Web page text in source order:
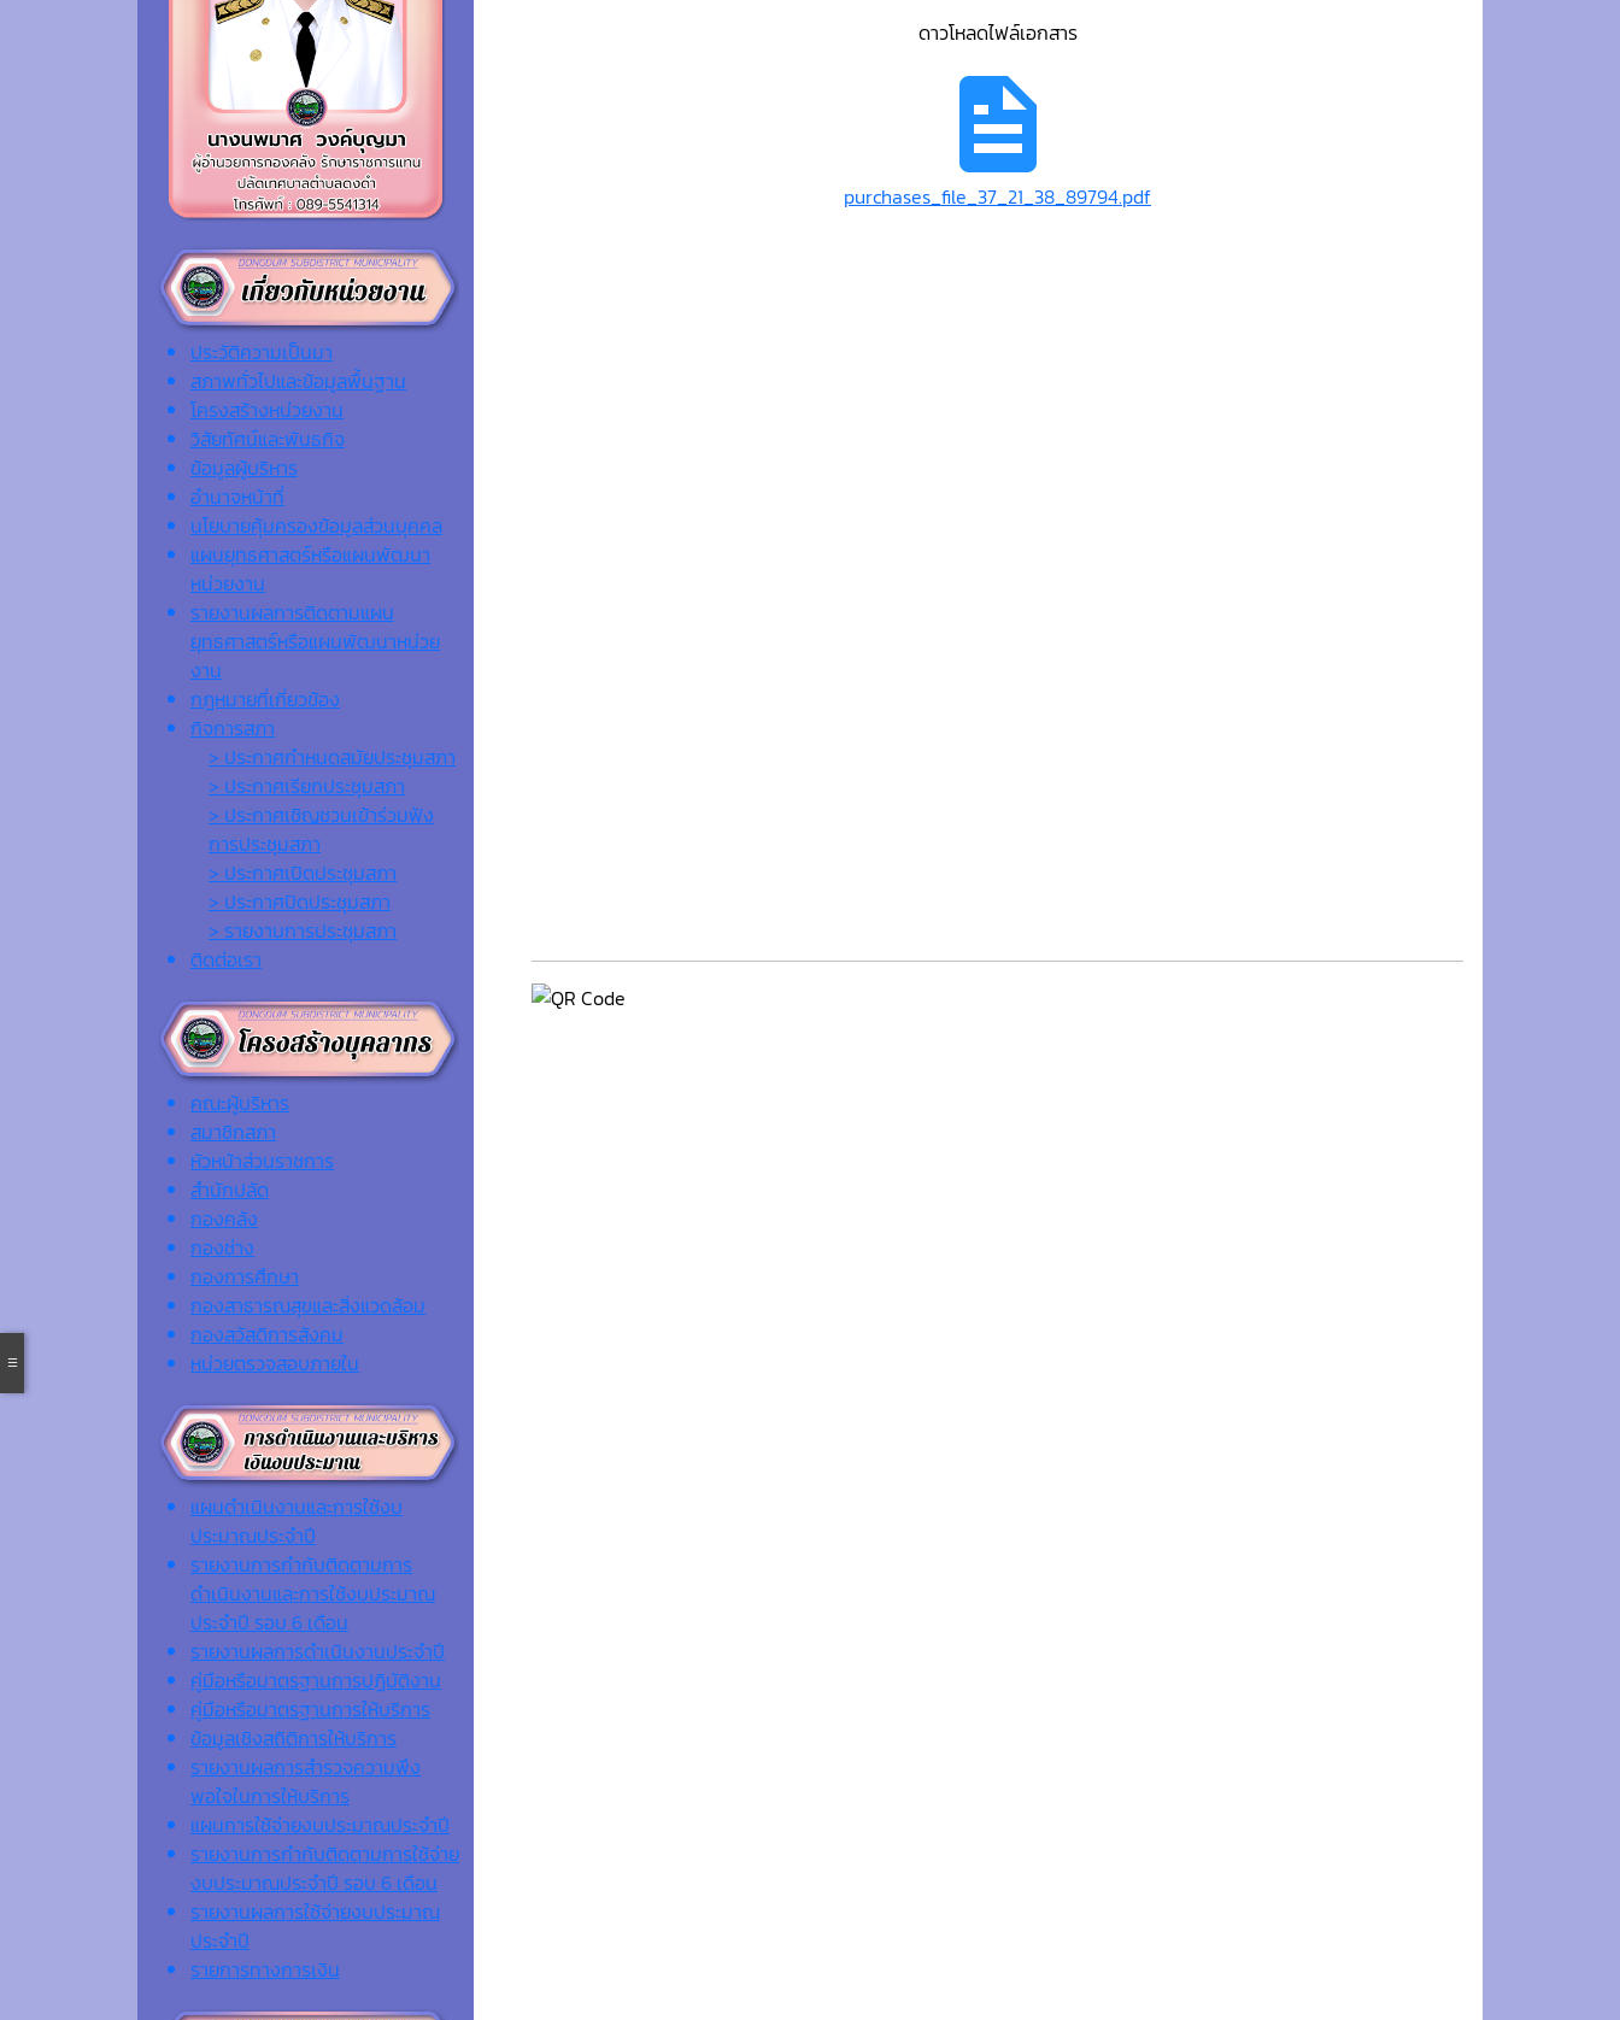
ประวัติความเป็นมา
สภาพทั่วไปและข้อมูลพื้นฐาน
โครงสร้างหน่วยงาน
วิสัยทัศน์และพันธกิจ
ข้อมูลผู้บริหาร
อำนาจหน้าที่
นโยบายคุ้มครองข้อมูลส่วนบุคคล
แผนยุทธศาสตร์หรือแผนพัฒนา
หน่วยงาน
รายงานผลการติดตามแผน
ยุทธศาสตร์หรือแผนพัฒนาหน่วย
งาน
กฎหมายที่เกี่ยวข้อง
กิจการสภา
> ประกาศกำหนดสมัยประชุมสภา
> ประกาศเรียกประชุมสภา
> ประกาศเชิญชวนเข้าร่วมฟัง
การประชุมสภา
> ประกาศเปิดประชุมสภา
> ประกาศปิดประชุมสภา
> รายงานการประชุมสภา
ติดต่อเรา
คณะผู้บริหาร
สมาชิกสภา
หัวหน้าส่วนราชการ
สำนักปลัด
กองคลัง
กองช่าง
กองการศึกษา
กองสาธารณสุขและสิ่งแวดล้อม
กองสวัสดิการสังคม
หน่วยตรวจสอบภายใน
แผนดำเนินงานและการใช้งบ
ประมาณประจำปี
รายงานการกำกับติดตามการ
ดำเนินงานและการใช้งบประมาณ
ประจำปี รอบ 6 เดือน
รายงานผลการดำเนินงานประจำปี
คู่มือหรือมาตรฐานการปฏิบัติงาน
คู่มือหรือมาตรฐานการให้บริการ
ข้อมูลเชิงสถิติการให้บริการ
รายงานผลการสำรวจความพึง
พอใจในการให้บริการ
แผนการใช้จ่ายงบประมาณประจำปี
รายงานการกำกับติดตามการใช้จ่าย
งบประมาณประจำปี รอบ 6 เดือน
รายงานผลการใช้จ่ายงบประมาณ
ประจำปี
รายการทางการเงิน
ดาวโหลดไฟล์เอกสาร
purchases_file_37_21_38_89794.pdf